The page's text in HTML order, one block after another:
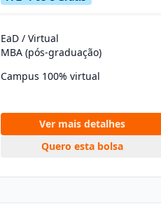
EaD / Virtual
MBA (pós-graduação)
Campus 100% virtual
Ver mais detalhes
Quero esta bolsa